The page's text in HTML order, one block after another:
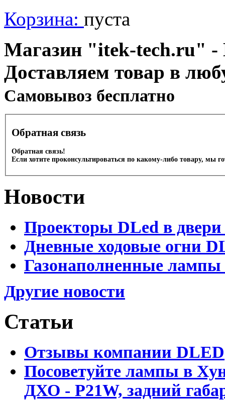
Корзина: пуста
Магазин "itek-tech.ru" -
Доставляем товар в
Cамовывоз бесплатно
Обратная связь
Обратная связь!
Если хотите проконсультироваться по какому-либо товару, мы
Новости
Проекторы DLed в
Дневные ходовые огни
Газонаполненные
Другие новости
Статьи
Отзывы компании DLED
Посоветуйте лампы в
ДХО - P21W, задний